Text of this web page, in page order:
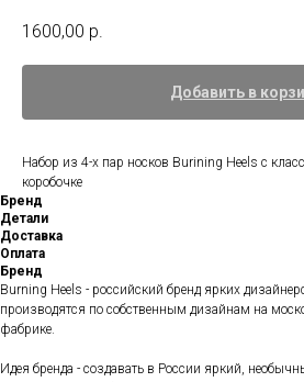
1600,00 р.
Добавить в
Набор из 4-х пар носков Burining Heels c
коробочке
Бренд
Детали
Доставка
Оплата
Бренд
Burning Heels - российский бренд ярких
производятся по собственным дизайнам на
фабрике.
Идея бренда - создавать в России яркий,